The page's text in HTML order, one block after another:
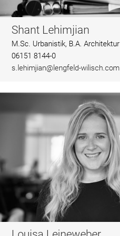
Shant Lehimjian
M.Sc. Urbanistik, B.A. Architektur
06151 8144-0
s.lehimjian@lengfeld-wilisch.com